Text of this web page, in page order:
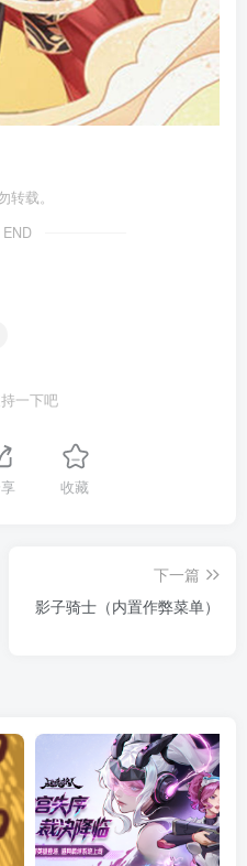
载。
一下吧
收藏
下一篇
影子骑士（内置作弊菜单）